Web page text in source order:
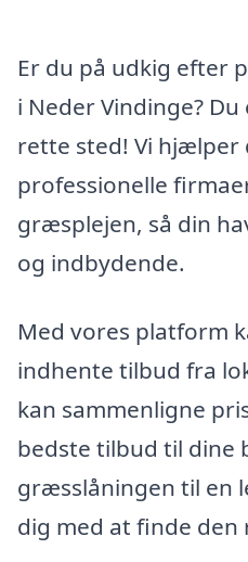
Er du på udkig efter
i Neder Vindinge?
rette sted! Vi hjælper
professionelle
græsplejen, så din
og indbydende.
Med vores platform
indhente tilbud fra
kan sammenligne
bedste tilbud til dine
græsslåningen til en
dig med at finde